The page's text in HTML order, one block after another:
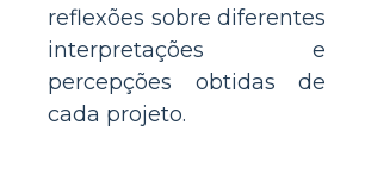
reflexões sobre diferentes
interpretações e
percepções obtidas de
cada projeto.